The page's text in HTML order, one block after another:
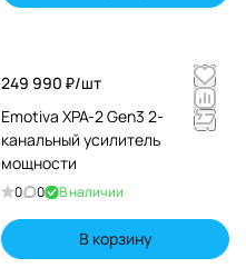
249 990 ₽/шт
Emotiva XPA-2 Gen3 2-
канальный усилитель
мощности
0 0 В наличии
В корзину